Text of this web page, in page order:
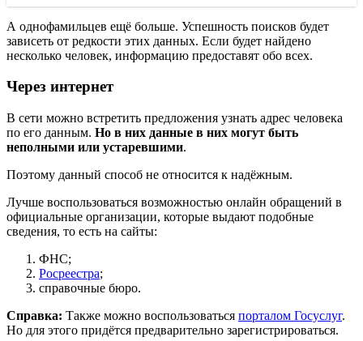
А однофамильцев ещё больше. Успешность поисков будет
зависеть от редкости этих данных. Если будет найдено
несколько человек, информацию предоставят обо всех.
Через интернет
В сети можно встретить предложения узнать адрес человека
по его данным. Но в них данные в них могут быть
неполными или устаревшими.
Поэтому данный способ не относится к надёжным.
Лучше воспользоваться возможностью онлайн обращений в
официальные организации, которые выдают подобные
сведения, то есть на сайты:
ФНС;
Росреестра;
справочные бюро.
Справка: Также можно воспользоваться порталом Госуслуг.
Но для этого придётся предварительно зарегистрироваться.